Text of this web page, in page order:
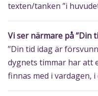
texten/tanken ”i
Vi ser närmare på ”Din
”Din tid idag är
dygnets timmar har att
finnas med i vardagen, i